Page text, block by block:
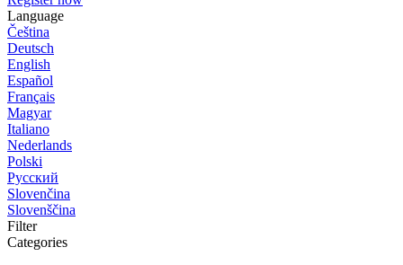
Language
Čeština
Deutsch
English
Español
Français
Magyar
Italiano
Nederlands
Polski
Русский
Slovenčina
Slovenščina
Filter
Categories